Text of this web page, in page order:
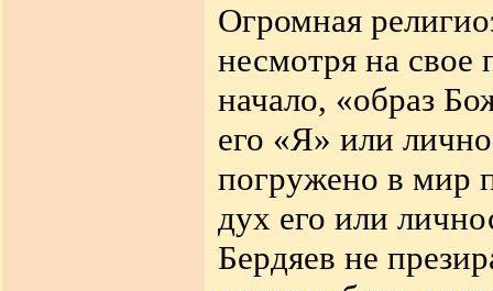
Огромная
несмотря на свое
начало, «образ
его «Я» или
погружено в мир
дух его или
Бердяев не